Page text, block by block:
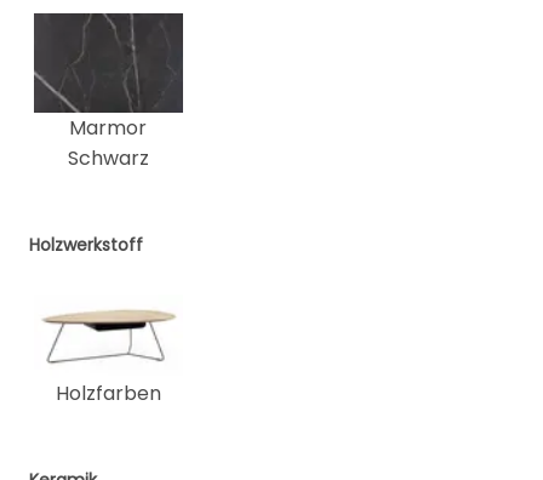
Marmor
Schwarz
Holzwerkstoff
Holzfarben